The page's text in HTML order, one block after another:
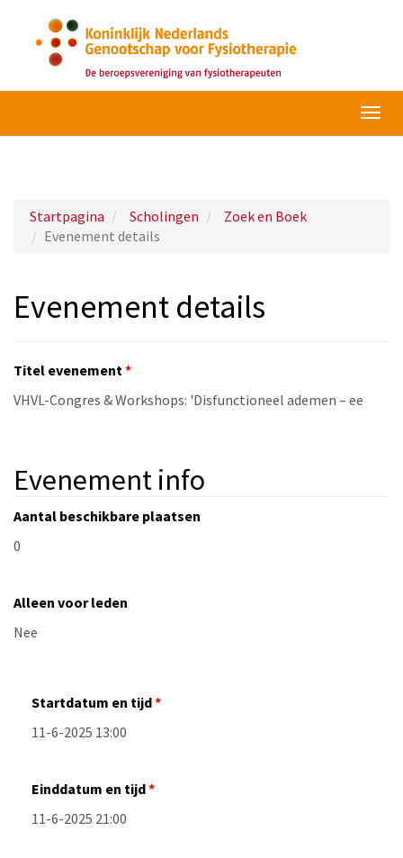
Startpagina Scholingen
Zoek en Boek
Evenement details
Evenement details
Titel evenement
Evenement info
Aantal beschikbare plaatsen
Alleen voor leden
Startdatum en tijd
Einddatum en tijd